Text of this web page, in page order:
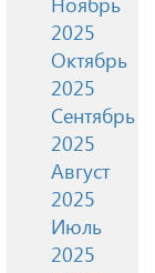
2025
Октябрь
2025
Сентябрь
2025
Август
2025
Июль
2025